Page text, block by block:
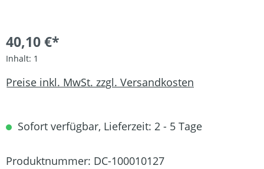
40,10 €*
Inhalt: 1
Preise inkl. MwSt. zzgl. Versandkosten
Sofort verfügbar, Lieferzeit: 2 - 5 Tage
Produktnummer: DC-100010127